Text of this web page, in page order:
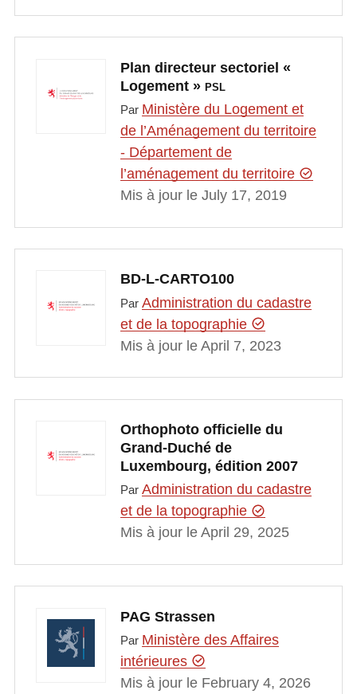
Plan directeur sectoriel «
Logement » PSL
Par Ministère du Logement et
de l’Aménagement du territoire
- Département de
l’aménagement du territoire
Mis à jour le July 17, 2019
BD-L-CARTO100
Par Administration du cadastre
et de la topographie
Mis à jour le April 7, 2023
Orthophoto officielle du
Grand-Duché de
Luxembourg, édition 2007
Par Administration du cadastre
et de la topographie
Mis à jour le April 29, 2025
PAG Strassen
Par Ministère des Affaires
intérieures
Mis à jour le February 4, 2026